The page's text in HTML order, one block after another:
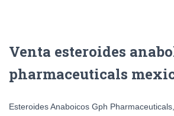
Venta esteroides
pharmaceuticals
Esteroides Anaboicos Gph